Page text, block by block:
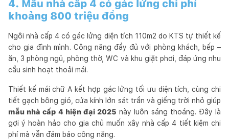
4. Mẫu nhà cấp 4 có gác lửng chi phí
khoảng 800 triệu đồng
Ngôi nhà cấp 4 có gác lửng diện tích 110m2 do KTS tự thiết kế
cho gia đình mình. Công năng đầy đủ với phòng khách, bếp –
ăn, 3 phòng ngủ, phòng thờ, WC và khu giặt phơi, đáp ứng nhu
cầu sinh hoạt thoải mái.
Thiết kế mái chữ A kết hợp gác lửng tối ưu diện tích, cùng chi
tiết gạch bông gió, cửa kính lớn sát trần và giếng trời nhỏ giúp
mẫu nhà cấp 4 hiện đại 2025 này luôn sáng thoáng. Đây là
gợi ý hoàn hảo cho gia chủ muốn xây nhà cấp 4 tiết kiệm chi
phí mà vẫn đảm bảo công năng.